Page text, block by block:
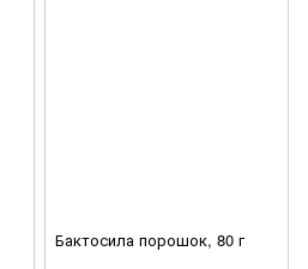
Бактосила порошок, 80 г